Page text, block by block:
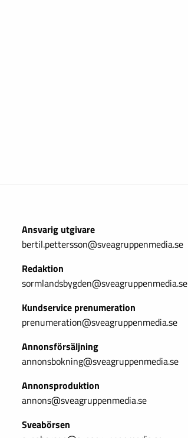
Ansvarig utgivare
bertil.pettersson@sveagruppenmedia.se
Redaktion
sormlandsbygden@sveagruppenmedia.se
Kundservice prenumeration
prenumeration@sveagruppenmedia.se
Annonsförsäljning
annonsbokning@sveagruppenmedia.se
Annonsproduktion
annons@sveagruppenmedia.se
Sveabörsen